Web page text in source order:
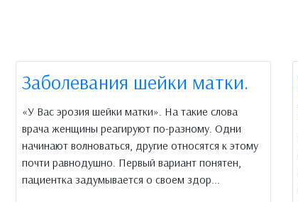
Заболевания шейки матки.
«У Вас эрозия шейки матки». На такие слова
врача женщины реагируют по-разному. Одни
начинают волноваться, другие относятся к этому
почти равнодушно. Первый вариант понятен,
пациентка задумывается о своем здор...